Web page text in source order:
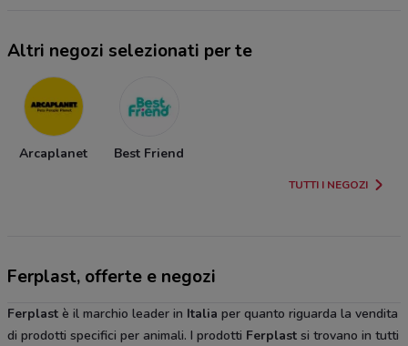
Altri negozi selezionati per te
Arcaplanet Best Friend
TUTTI I NEGOZI
Ferplast, offerte e negozi
Ferplast è il marchio leader in Italia per quanto riguarda la vendita
di prodotti specifici per animali. I prodotti Ferplast si trovano in tutti